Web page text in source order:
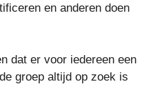
en anderen doen
dat er voor iedereen een
groep altijd op zoek is